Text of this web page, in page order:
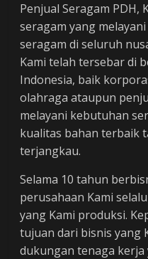
Penjual Seragam PDH,
seragam yang
seragam di seluruh
Kami telah tersebar di
Indonesia, baik
olahraga ataupun
melayani kebutuhan
kualitas bahan terbaik
terjangkau.
Selama 10 tahun
perusahaan Kami
yang Kami produksi.
tujuan dari bisnis yang
dukungan tenaga